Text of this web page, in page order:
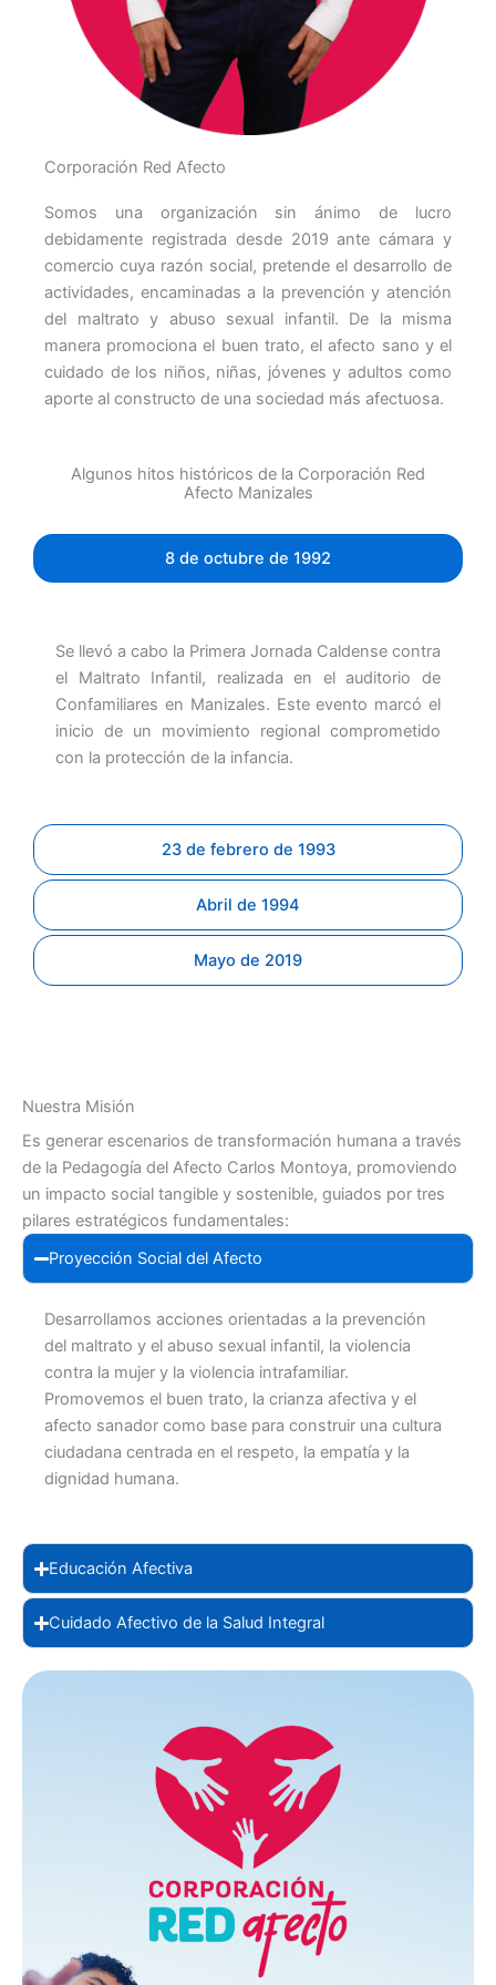
Corporación Red Afecto
Somos una organización sin ánimo de lucro
debidamente registrada desde 2019 ante cámara y
comercio cuya razón social, pretende el desarrollo de
actividades, encaminadas a la prevención y atención
del maltrato y abuso sexual infantil. De la misma
manera promociona el buen trato, el afecto sano y el
cuidado de los niños, niñas, jóvenes y adultos como
aporte al constructo de una sociedad más afectuosa.
Algunos hitos históricos de la Corporación Red
Afecto Manizales
8 de octubre de 1992
23 de febrero de 1993
Abril de 1994
Mayo de 2019
Se llevó a cabo la Primera Jornada Caldense contra
el Maltrato Infantil, realizada en el auditorio de
Confamiliares en Manizales. Este evento marcó el
inicio de un movimiento regional comprometido
con la protección de la infancia.
Nuestra Misión
Es generar escenarios de transformación humana a través
de la Pedagogía del Afecto Carlos Montoya, promoviendo
un impacto social tangible y sostenible, guiados por tres
pilares estratégicos fundamentales:
Proyección Social del Afecto
Desarrollamos acciones orientadas a la prevención
del maltrato y el abuso sexual infantil, la violencia
contra la mujer y la violencia intrafamiliar.
Promovemos el buen trato, la crianza afectiva y el
afecto sanador como base para construir una cultura
ciudadana centrada en el respeto, la empatía y la
dignidad humana.
Educación Afectiva
Cuidado Afectivo de la Salud Integral